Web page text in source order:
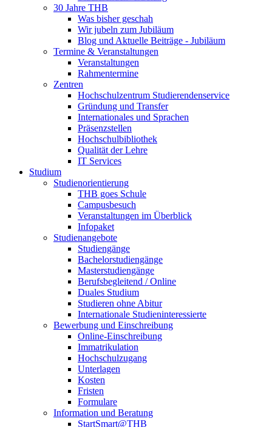
30 Jahre THB
Was bisher geschah
Wir jubeln zum Jubiläum
Blog und Aktuelle Beiträge - Jubiläum
Termine & Veranstaltungen
Veranstaltungen
Rahmentermine
Zentren
Hochschulzentrum Studierendenservice
Gründung und Transfer
Internationales und Sprachen
Präsenzstellen
Hochschulbibliothek
Qualität der Lehre
IT Services
Studium
Studienorientierung
THB goes Schule
Campusbesuch
Veranstaltungen im Überblick
Infopaket
Studienangebote
Studiengänge
Bachelorstudiengänge
Masterstudiengänge
Berufsbegleitend / Online
Duales Studium
Studieren ohne Abitur
Internationale Studieninteressierte
Bewerbung und Einschreibung
Online-Einschreibung
Immatrikulation
Hochschulzugang
Unterlagen
Kosten
Fristen
Formulare
Information und Beratung
StartSmart@THB